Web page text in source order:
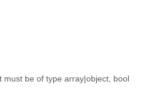
must be of type array|object, bool